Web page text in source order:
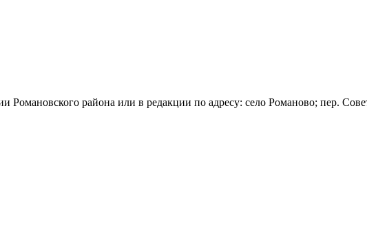
района или в редакции по адресу: село Романово; пер.